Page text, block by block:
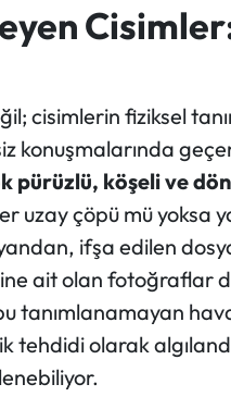
cisimlerin fiziksel
konuşmalarında
pürüzlü, köşeli ve
uzay çöpü mü yoksa
ifşa edilen
ait olan fotoğraflar
tanımlanamayan
tehdidi olarak